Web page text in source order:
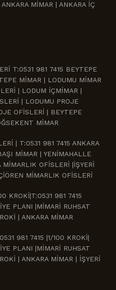
MİMAR | ANKARA İÇ
T:0531 981 7415 BEYTEPE
MİMAR | LODUMU MİMAR
| LODUM İÇMİMAR |
| LODUMU PROJE
OFİSLERİ | BEYTEPE
MİMAR
| T:0531 981 7415 ANKARA
MİMAR | YENİMAHALLE
OFİSLERİ |İŞYERİ
MİMARLIK OFİSLERİ
KROKİ|T:0531 981 7415
PLANI |MİMARİ RUHSAT
| ANKARA MİMAR
981 7415 |1/100 KROKİ|
PLANI |MİMARİ RUHSAT
| ANKARA MİMAR | İŞYERİ